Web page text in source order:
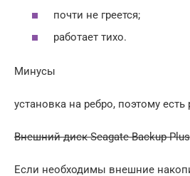
почти не греется;
работает тихо.
Минусы
установка на ребро, поэтому есть
Внешний диск Seagate Backup
Если необходимы внешние